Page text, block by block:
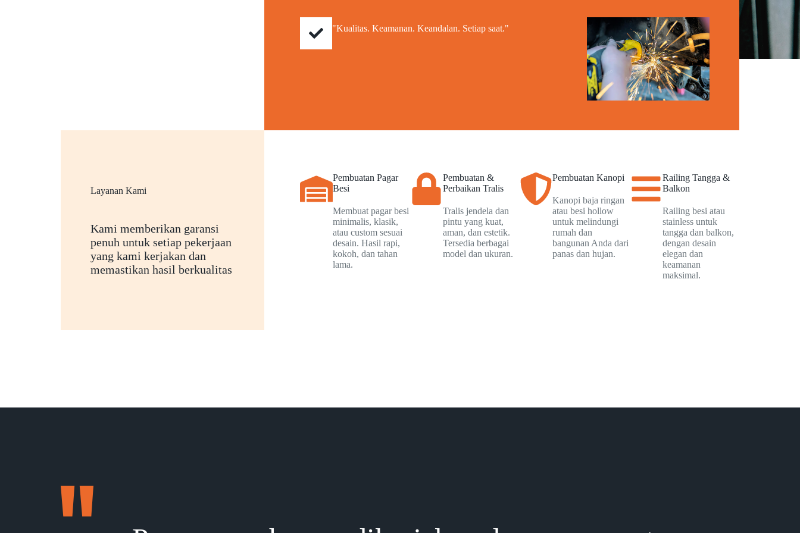
"Kualitas. Keamanan. Keandalan. Setiap saat."
Layanan Kami
Kami memberikan garansi
penuh untuk setiap pekerjaan
yang kami kerjakan dan
memastikan hasil berkualitas
Pembuatan Pagar
Besi
Membuat pagar besi
minimalis, klasik,
atau custom sesuai
desain. Hasil rapi,
kokoh, dan tahan
lama.
Pembuatan &
Perbaikan Tralis
Tralis jendela dan
pintu yang kuat,
aman, dan estetik.
Tersedia berbagai
model dan ukuran.
Pembuatan Kanopi
Kanopi baja ringan
atau besi hollow
untuk melindungi
rumah dan
bangunan Anda dari
panas dan hujan.
Railing Tangga &
Balkon
Railing besi atau
stainless untuk
tangga dan balkon,
dengan desain
elegan dan
keamanan
maksimal.